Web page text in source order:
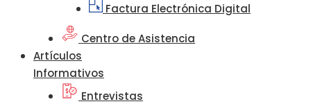
Factura Electrónica Digital
Centro de Asistencia
Artículos
Informativos
Entrevistas